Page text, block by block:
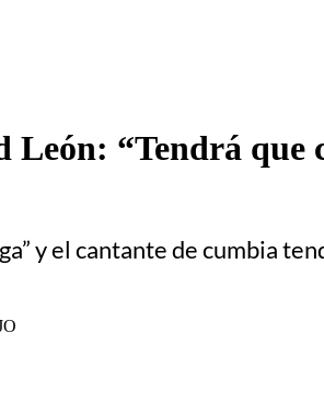
“Tendrá
y el cantante de cumbia